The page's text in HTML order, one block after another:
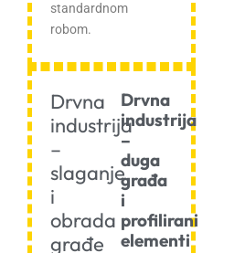
standardnom
robom.
Drvna
industrija
–
slaganje
i
obrada
građe
Drvna
industrija
–
duga
građa
i
profilirani
elementi